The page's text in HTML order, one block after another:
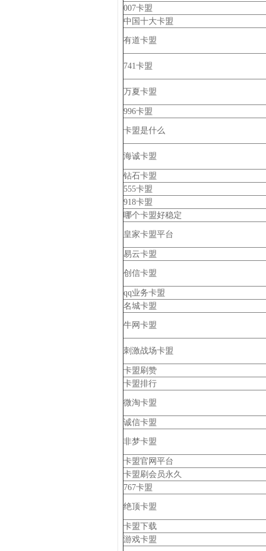
007卡盟
中国十大卡盟
有道卡盟
741卡盟
万夏卡盟
996卡盟
卡盟是什么
海诚卡盟
钻石卡盟
555卡盟
918卡盟
哪个卡盟好稳定
皇家卡盟平台
易云卡盟
创信卡盟
qq业务卡盟
名城卡盟
牛网卡盟
刺激战场卡盟
卡盟刷赞
卡盟排行
微淘卡盟
诚信卡盟
非梦卡盟
卡盟官网平台
卡盟刷会员永久
767卡盟
绝顶卡盟
卡盟下载
游戏卡盟